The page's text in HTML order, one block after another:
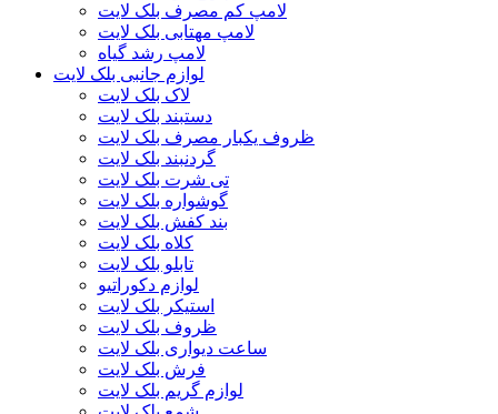
لامپ کم مصرف بلک لایت
لامپ مهتابی بلک لایت
لامپ رشد گیاه
لوازم جانبی بلک لایت
لاک بلک لایت
دستبند بلک لایت
ظروف یکبار مصرف بلک لایت
گردنبند بلک لایت
تی شرت بلک لایت
گوشواره بلک لایت
بند کفش بلک لایت
کلاه بلک لایت
تابلو بلک لایت
لوازم دکوراتیو
استیکر بلک لایت
ظروف بلک لایت
ساعت دیواری بلک لایت
فرش بلک لایت
لوازم گریم بلک لایت